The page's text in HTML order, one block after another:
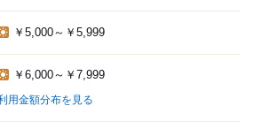
￥5,000～￥5,999
￥6,000～￥7,999
用金額分布を見る